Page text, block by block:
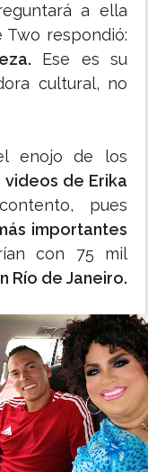
a ella
respondió:
Ese es su
cultural, no
enojo de los
videos de Erika
pues
importantes
con 75 mil
Río de Janeiro.